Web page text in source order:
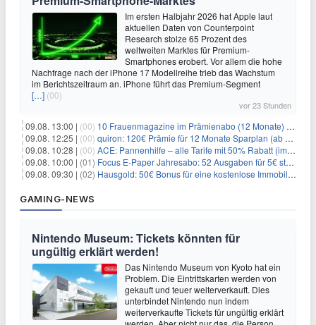
Im ersten Halbjahr 2026 hat Apple laut
aktuellen Daten von Counterpoint
Research stolze 65 Prozent des
weltweiten Marktes für Premium-
Smartphones erobert. Vor allem die hohe
Nachfrage nach der iPhone 17 Modellreihe trieb das Wachstum
im Berichtszeitraum an. iPhone führt das Premium-Segment
[…] (00)
vor 23 Stunden
09.08. 13:00 | (00) 10 Frauenmagazine im Prämienabo (12 Monate) mit Prämien bis zu 225€
09.08. 12:25 | (00) quiron: 120€ Prämie für 12 Monate Sparplan (ab 100€/Monat)
09.08. 10:28 | (00) ACE: Pannenhilfe – alle Tarife mit 50% Rabatt (im ersten Jahr)
09.08. 10:00 | (01) Focus E-Paper Jahresabo: 52 Ausgaben für 5€ statt 207,48€ – per Formular kündbar!
09.08. 09:30 | (02) Hausgold: 50€ Bonus für eine kostenlose Immobilienbewertung
GAMING-NEWS
Nintendo Museum: Tickets könnten für
ungültig erklärt werden!
Das Nintendo Museum von Kyoto hat ein
Problem. Die Eintrittskarten werden von
gekauft und teuer weiterverkauft. Dies
unterbindet Nintendo nun indem
weiterverkaufte Tickets für ungültig erklärt